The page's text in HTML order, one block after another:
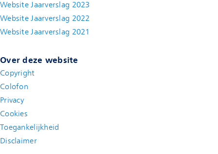
Website Jaarverslag 2023
Website Jaarverslag 2022
Website Jaarverslag 2021
Over deze website
Copyright
Colofon
Privacy
Cookies
Toegankelijkheid
Disclaimer(new window)